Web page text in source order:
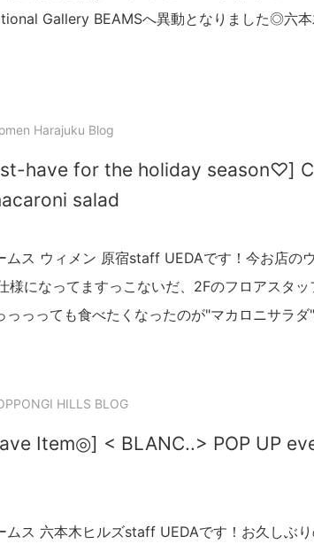
Gallery BEAMSへ異動となりました◎六
Harajuku Blog
have for the holiday season♡]
salad
ムス ウィメン 原宿staff UEDAです！今お店の
様になってますっこないだ、2Fのフロアスタッ
っっっても食べたくなったのが"マカロニサラダ
HILLS BLOG
Item◎] < BLANC..> POP UP
ムス 六本木ヒルズstaff UEDAです！お久しぶり